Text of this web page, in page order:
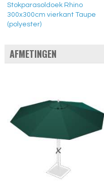
Stokparasoldoek Rhino
300x300cm vierkant Taupe
(polyester)
AFMETINGEN